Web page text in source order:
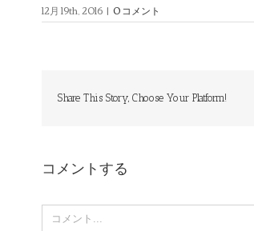
12月 19th, 2016 | 0 コメント
Share This Story, Choose Your Platform!
コメントする
Comment